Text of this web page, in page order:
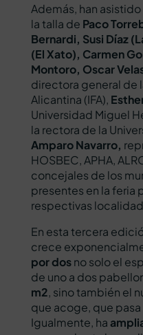
Además, han
la talla de Paco
Bernardi, Susi Díaz
(El Xato), Carmen
Montoro, Oscar
directora general de
Alicantina (IFA),
Universidad Miguel
la rectora de la
Amparo Navarro,
HOSBEC, APHA,
concejales de los
presentes en la feria
respectivas
En esta tercera
crece
por dosno solo el
de uno a dos
m2, sino también el
que acoge, que
Igualmente, ha